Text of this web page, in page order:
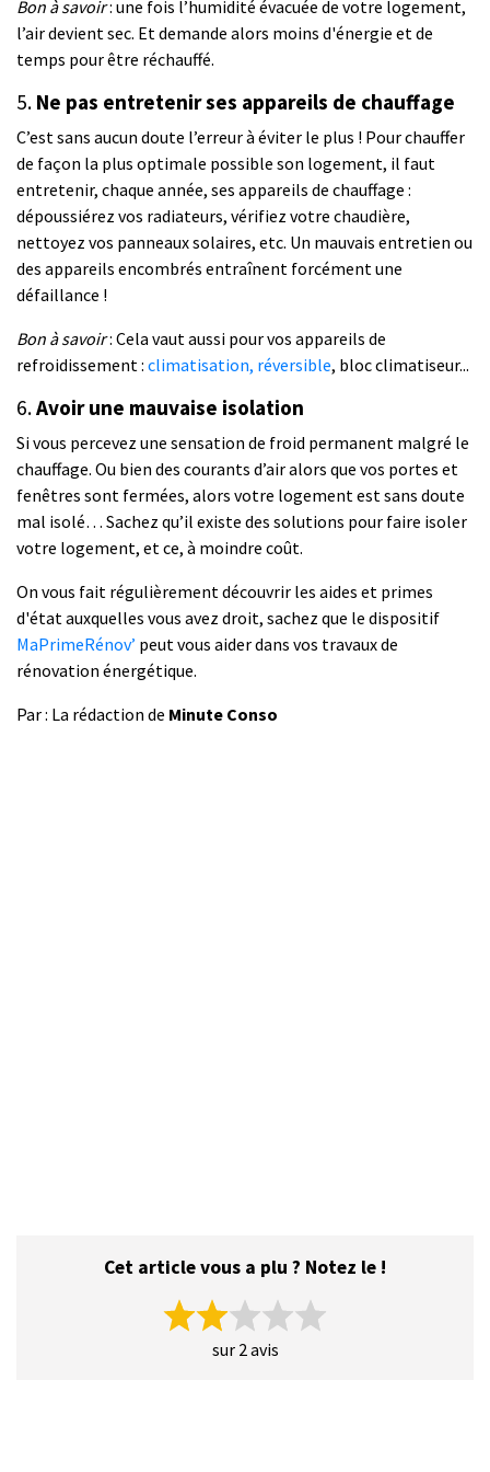
Bon à savoir: une fois l’humidité évacuée de votre logement,
l’air devient sec. Et demande alors moins d'énergie et de
temps pour être réchauffé.
5. Ne pas entretenir ses appareils de chauffage
C’est sans aucun doute l’erreur à éviter le plus ! Pour chauffer
de façon la plus optimale possible son logement, il faut
entretenir, chaque année, ses appareils de chauffage :
dépoussiérez vos radiateurs, vérifiez votre chaudière,
nettoyez vos panneaux solaires, etc. Un mauvais entretien ou
des appareils encombrés entraînent forcément une
défaillance !
Bon à savoir: Cela vaut aussi pour vos appareils de
refroidissement : climatisation, réversible, bloc climatiseur...
6.Avoir une mauvaise isolation
Si vous percevez une sensation de froid permanent malgré le
chauffage. Ou bien des courants d’air alors que vos portes et
fenêtres sont fermées, alors votre logement est sans doute
mal isolé… Sachez qu’il existe des solutions pour faire isoler
votre logement, et ce, à moindre coût.
On vous fait régulièrement découvrir les aides et primes
d'état auxquelles vous avez droit, sachez que le dispositif
MaPrimeRénov’ peut vous aider dans vos travaux de
rénovation énergétique.
Par : La rédaction de Minute Conso
Cet article vous a plu ? Notez le !
sur 2 avis